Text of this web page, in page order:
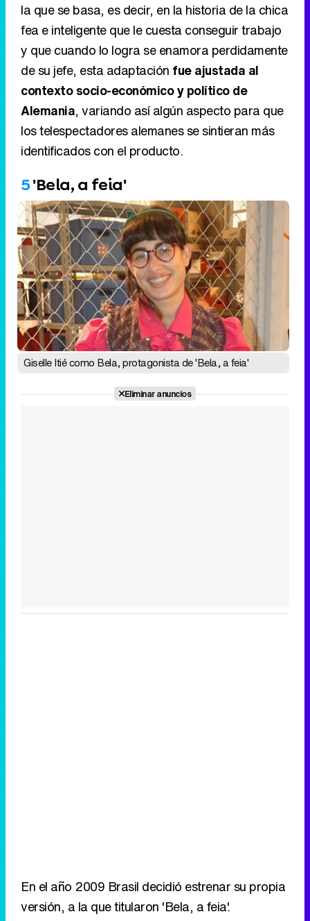
la que se basa, es decir, en la historia de la chica
fea e inteligente que le cuesta conseguir trabajo
y que cuando lo logra se enamora perdidamente
de su jefe, esta adaptación fue ajustada al
contexto socio-económico y político de
Alemania, variando así algún aspecto para que
los telespectadores alemanes se sintieran más
identificados con el producto.
5'Bela, a feia'
Giselle Itié como Bela, protagonista de 'Bela, a feia'
Eliminar anuncios
En el año 2009 Brasil decidió estrenar su propia
versión, a la que titularon 'Bela, a feia'.